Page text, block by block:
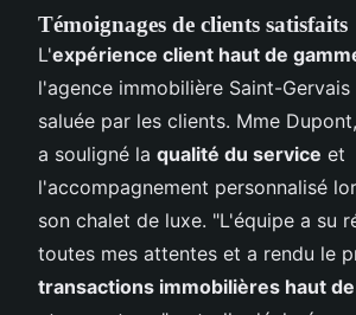
Témoignages de clients satisfaits
L'expérience client haut de
l'agence immobilière Saint-
saluée par les clients. Mme
a souligné la qualité du service et
l'accompagnement personnalisé
son chalet de luxe. "L'équipe a su
toutes mes attentes et a rendu le
transactions immobilières haut